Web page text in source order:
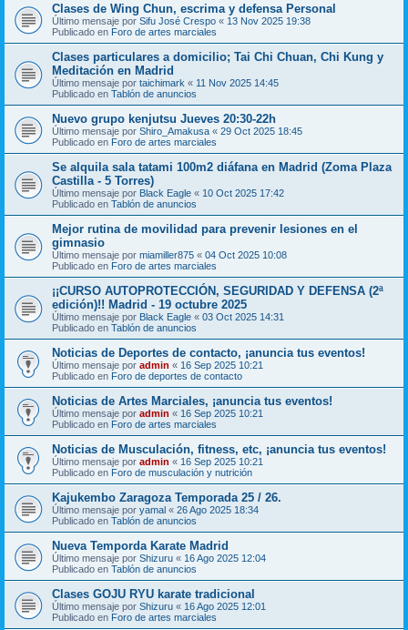
Clases de Wing Chun, escrima y defensa Personal
Último mensaje por Sifu José Crespo « 13 Nov 2025 19:38
Publicado en Foro de artes marciales
Clases particulares a domicilio; Tai Chi Chuan, Chi Kung y
Meditación en Madrid
Último mensaje por taichimark « 11 Nov 2025 14:45
Publicado en Tablón de anuncios
Nuevo grupo kenjutsu Jueves 20:30-22h
Último mensaje por Shiro_Amakusa « 29 Oct 2025 18:45
Publicado en Foro de artes marciales
Se alquila sala tatami 100m2 diáfana en Madrid (Zoma Plaza
Castilla - 5 Torres)
Último mensaje por Black Eagle « 10 Oct 2025 17:42
Publicado en Tablón de anuncios
Mejor rutina de movilidad para prevenir lesiones en el
gimnasio
Último mensaje por miamiller875 « 04 Oct 2025 10:08
Publicado en Foro de artes marciales
¡¡CURSO AUTOPROTECCIÓN, SEGURIDAD Y DEFENSA (2ª
edición)!! Madrid - 19 octubre 2025
Último mensaje por Black Eagle « 03 Oct 2025 14:31
Publicado en Tablón de anuncios
Noticias de Deportes de contacto, ¡anuncia tus eventos!
Último mensaje por admin « 16 Sep 2025 10:21
Publicado en Foro de deportes de contacto
Noticias de Artes Marciales, ¡anuncia tus eventos!
Último mensaje por admin « 16 Sep 2025 10:21
Publicado en Foro de artes marciales
Noticias de Musculación, fitness, etc, ¡anuncia tus eventos!
Último mensaje por admin « 16 Sep 2025 10:21
Publicado en Foro de musculación y nutrición
Kajukembo Zaragoza Temporada 25 / 26.
Último mensaje por yamal « 26 Ago 2025 18:34
Publicado en Tablón de anuncios
Nueva Temporda Karate Madrid
Último mensaje por Shizuru « 16 Ago 2025 12:04
Publicado en Tablón de anuncios
Clases GOJU RYU karate tradicional
Último mensaje por Shizuru « 16 Ago 2025 12:01
Publicado en Foro de artes marciales